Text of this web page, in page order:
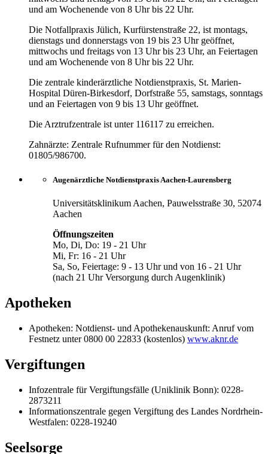
und am Wochenende von 8 Uhr bis 22 Uhr.
Die Notfallpraxis Jülich, Kurfürstenstraße 22, ist montags,
dienstags und donnerstags von 19 bis 23 Uhr geöffnet,
mittwochs und freitags von 13 Uhr bis 23 Uhr, an Feiertagen
und am Wochenende von 8 Uhr bis 22 Uhr.
Die zentrale kinderärztliche Notdienstpraxis, St. Marien-
Hospital Düren-Birkesdorf, Dorfstraße 55, samstags, sonntags
und an Feiertagen von 9 bis 13 Uhr geöffnet.
Die Arztrufzentrale ist unter 116117 zu erreichen.
Zahnärzte: Zentrale Rufnummer für den Notdienst:
01805/986700.
Augenärztliche Notdienstpraxis Aachen-Laurensberg
Universitätsklinikum Aachen, Pauwelsstraße 30, 52074
Aachen
Öffnungszeiten
Mo, Di, Do: 19 - 21 Uhr
Mi, Fr: 16 - 21 Uhr
Sa, So, Feiertage: 9 - 13 Uhr und von 16 - 21 Uhr
(nach 21 Uhr Versorgung durch Augenklinik)
Apotheken
Apotheken: Notdienst- und Apothekenauskunft: Anruf vom
Festnetz unter 0800 00 22833 (kostenlos) www.aknr.de
Vergiftungen
Infozentrale für Vergiftungsfälle (Uniklinik Bonn): 0228-
2873211
Informationszentrale gegen Vergiftung des Landes Nordrhein-
Westfalen: 0228-19240
Seelsorge